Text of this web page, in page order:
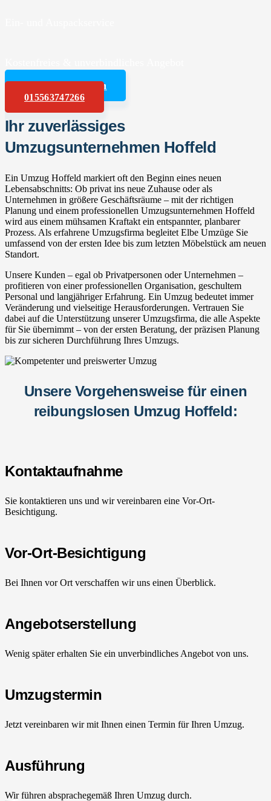
Angebot anfordern
015563747266
Ihr zuverlässiges
Umzugsunternehmen Hoffeld
Ein Umzug Hoffeld markiert oft den Beginn eines neuen
Lebensabschnitts: Ob privat ins neue Zuhause oder als
Unternehmen in größere Geschäftsräume – mit der richtigen
Planung und einem professionellen Umzugsunternehmen Hoffeld
wird aus einem mühsamen Kraftakt ein entspannter, planbarer
Prozess. Als erfahrene Umzugsfirma begleitet Elbe Umzüge Sie
umfassend von der ersten Idee bis zum letzten Möbelstück am neuen
Standort.
Unsere Kunden – egal ob Privatpersonen oder Unternehmen –
profitieren von einer professionellen Organisation, geschultem
Personal und langjähriger Erfahrung. Ein Umzug bedeutet immer
Veränderung und vielseitige Herausforderungen. Vertrauen Sie
dabei auf die Unterstützung unserer Umzugsfirma, die alle Aspekte
für Sie übernimmt – von der ersten Beratung, der präzisen Planung
bis zur sicheren Durchführung Ihres Umzugs.
Unsere Vorgehensweise für einen
reibungslosen Umzug Hoffeld:
Kontaktaufnahme
Sie kontaktieren uns und wir vereinbaren eine Vor-Ort-
Besichtigung.
Vor-Ort-Besichtigung
Bei Ihnen vor Ort verschaffen wir uns einen Überblick.
Angebotserstellung
Wenig später erhalten Sie ein unverbindliches Angebot von uns.
Umzugstermin
Jetzt vereinbaren wir mit Ihnen einen Termin für Ihren Umzug.
Ausführung
Wir führen absprachegemäß Ihren Umzug durch.